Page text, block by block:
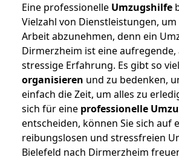
Eine professionelle Umzugshilfe
Vielzahl von Dienstleistungen,
Arbeit abzunehmen, denn ein
Dirmerzheim ist eine aufregende,
stressige Erfahrung. Es gibt so
organisieren und zu bedenken,
einfach die Zeit, um alles zu
sich für eine professionelle
entscheiden, können Sie sich auf
reibungslosen und stressfreien
Bielefeld nach Dirmerzheim